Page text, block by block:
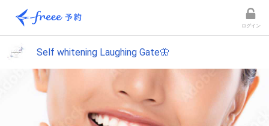
ログイン
Self whitening Laughing Gate🦋